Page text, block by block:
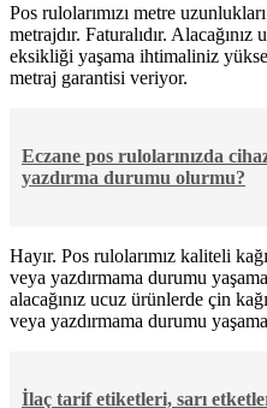
Pos rulolarımızı metre
metrajdır. Faturalıdır.
eksikliği yaşama ihtimaliniz
metraj garantisi veriyor.
Eczane pos rulolarınızda
yazdırma durumu olurmu?
Hayır. Pos rulolarımız kaliteli
veya yazdırmama durumu
alacağınız ucuz ürünlerde çin
veya yazdırmama durumu
İlaç tarif etiketleri, sarı